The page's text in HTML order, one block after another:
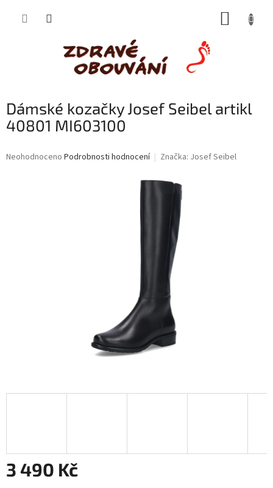
Dámské kozačky Josef Seibel artikl
40801 MI603100
Průměrné
Neohodnoceno Podrobnosti hodnocení Značka: Josef Seibel
3 490 Kč